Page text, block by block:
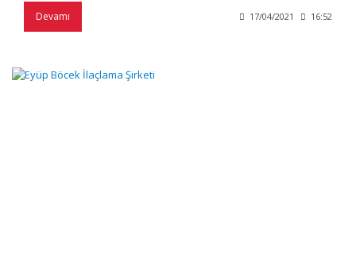
Devamı 17/04/2021 16:52